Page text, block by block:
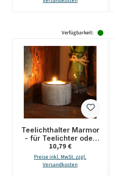
Verfügbarkeit:
Teelichthalter Marmor
- für Teelichter oder
LED Teelichter - H:
4cm - D: 6cm - braun
Regulärer Preis:
10,79 €
Preise inkl. MwSt. zzgl.
Versandkosten